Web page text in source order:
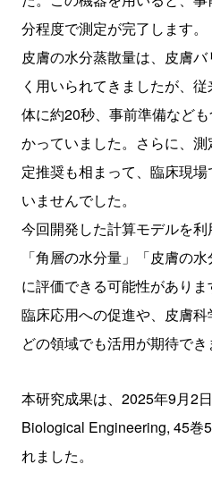
分程度で測定が完了します。
皮膚の水分蒸散量は、皮膚
く用いられてきましたが、
体に約20秒、事前準備など
かっていました。さらに、
定推奨も相まって、臨床現
いませんでした。
今回開発した計算モデルを利
「角層の水分量」「皮膚の
に評価できる可能性があり
臨床応用への促進や、皮膚
どの領域でも活用が期待でき
本研究成果は、2025年9月2
Biological Engineering, 45巻
れました。